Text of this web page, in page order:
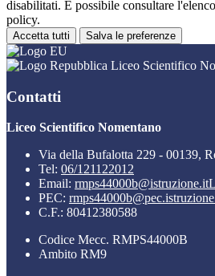
disabilitati. È possibile consultare
policy.
Accetta tutti Salva le preferenze
Liceo Scientifico
Contatti
Liceo Scientifico Nomentano
Via della Bufalotta 229 - 00139,
Tel: 06/121122012
Email: rmps44000b@istruzione.it
PEC:
C.F.: 80412380588
Codice Mecc. RMPS44000B
Ambito RM9